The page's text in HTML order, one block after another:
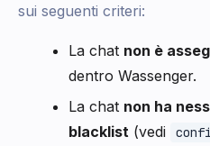
sui seguenti criteri:
La chat non è
dentro Wassenger.
La chat non ha
blacklist (vedi